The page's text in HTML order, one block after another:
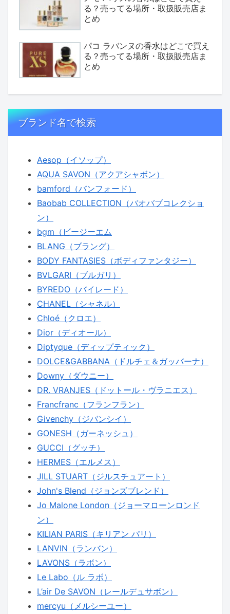
る？売ってる場所・取扱販売店ま
とめ
パコ ラバンヌの香水はどこで買え
る？売ってる場所・取扱販売店ま
とめ
ブランド名で検索
Aesop（イソップ）
AQUA SAVON（アクアシャボン）
bamford（バンフォード）
Baobab COLLECTION（バオバブコレクショ
ン）
bgm（ビージーエム
BLANG（ブラング）
BODY FANTASIES（ボディファンタジー）
BVLGARI（ブルガリ）
BYREDO（バイレード）
CHANEL（シャネル）
Chloé（クロエ）
Dior（ディオール）
Diptyque（ディップティック）
DOLCE&GABBANA（ドルチェ＆ガッバーナ）
Downy（ダウニー）
DR. VRANJES（ドットール・ヴラニエス）
Francfranc（フランフラン）
Givenchy（ジバンシイ）
GONESH（ガーネッシュ）
GUCCI（グッチ）
HERMES（エルメス）
JILL STUART（ジルスチュアート）
John's Blend（ジョンズブレンド）
Jo Malone London（ジョーマローンロンド
ン）
KILIAN PARIS（キリアン パリ）
LANVIN（ランバン）
LAVONS（ラボン）
Le Labo（ル ラボ）
L’air De SAVON（レールデュサボン）
mercyu（メルシーユー）